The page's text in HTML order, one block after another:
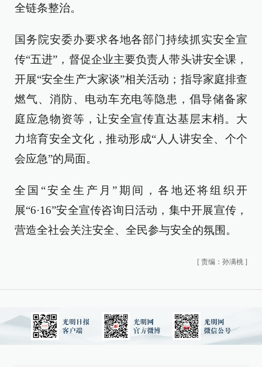
全链条整治。
国务院安委办要求各地各部门持续抓实安全宣
传“五进”，督促企业主要负责人带头讲安全课，
开展“安全生产大家谈”相关活动；指导家庭排查
燃气、消防、电动车充电等隐患，倡导储备家
庭应急物资等，让安全宣传直达基层末梢。大
力培育安全文化，推动形成“人人讲安全、个个
会应急”的局面。
全国“安全生产月”期间，各地还将组织开
展“6·16”安全宣传咨询日活动，集中开展宣传，
营造全社会关注安全、全民参与安全的氛围。
[ 责编：孙满桃 ]